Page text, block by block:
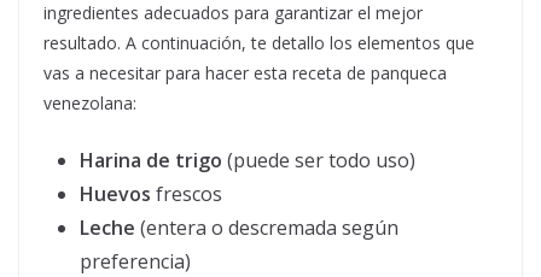
ingredientes adecuados para garantizar el mejor
resultado. A continuación, te detallo los elementos que
vas a necesitar para hacer esta receta de panqueca
venezolana:
Harina de trigo (puede ser todo uso)
Huevos frescos
Leche (entera o descremada según
preferencia)